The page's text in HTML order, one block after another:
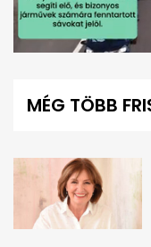
minute,
MÉG TÖBB